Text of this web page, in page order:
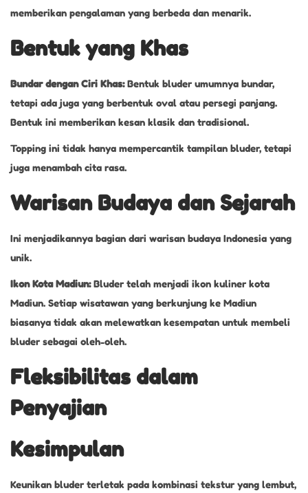
memberikan pengalaman yang berbeda dan menarik.
Bentuk yang Khas
Bundar dengan Ciri Khas:Bentuk bluder umumnya bundar,
tetapi ada juga yang berbentuk oval atau persegi panjang.
Bentuk ini memberikan kesan klasik dan tradisional.
Topping ini tidak hanya mempercantik tampilan bluder, tetapi
juga menambah cita rasa.
Warisan Budaya dan Sejarah
Ini menjadikannya bagian dari warisan budaya Indonesia yang
unik.
Ikon Kota Madiun:Bluder telah menjadi ikon kuliner kota
Madiun. Setiap wisatawan yang berkunjung ke Madiun
biasanya tidak akan melewatkan kesempatan untuk membeli
bluder sebagai oleh-oleh.
Fleksibilitas dalam
Penyajian
Kesimpulan
Keunikan bluder terletak pada kombinasi tekstur yang lembut,